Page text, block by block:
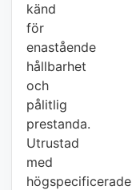
känd
för
enastående
hållbarhet
och
pålitlig
prestanda.
Utrustad
med
högspecificerade